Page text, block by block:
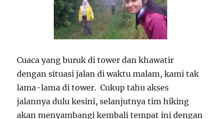
Cuaca yang buruk di tower dan khawatir
dengan situasi jalan di waktu malam, kami tak
lama-lama di tower. Cukup tahu akses
jalannya dulu kesini, selanjutnya tim hiking
akan menyambangi kembali tempat ini dengan